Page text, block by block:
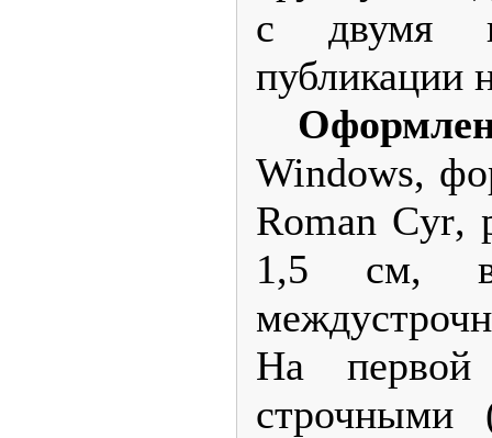
с двумя
публикации
Windows,
Roman Cyr,
1,5 см,
На
строчными